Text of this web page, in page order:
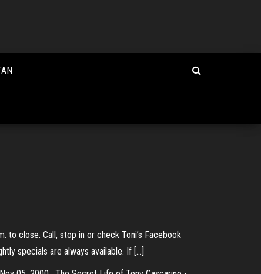
to close. Call, stop in or check Toni’s Facebook
specials are always available. If […]